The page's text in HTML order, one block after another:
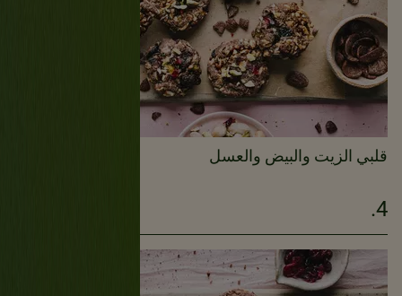
قلبي الزيت والبيض والعسل
4.